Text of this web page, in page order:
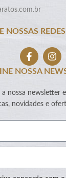
NOSSAS
NOSSA
a nossa newsletter
novidades e